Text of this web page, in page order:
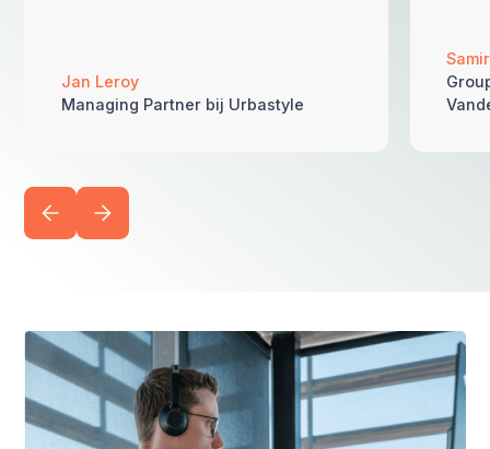
Jan Leroy
Managing Partner bij Urbastyle